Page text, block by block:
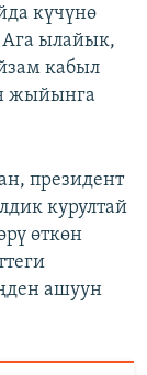
күчүнө
Ага ылайык,
кабыл
жыйынга
президент
курултай
өткөн
ашуун